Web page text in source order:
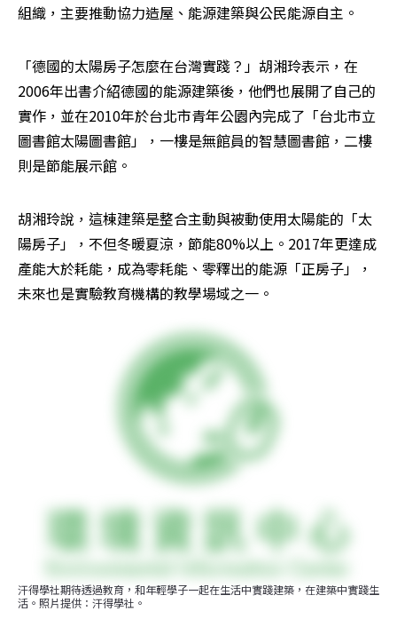
組織，主要推動協力造屋、能源建築與公民能源自主。
「德國的太陽房子怎麼在台灣實踐？」胡湘玲表示，在
2006年出書介紹德國的能源建築後，他們也展開了自己的
實作，並在2010年於台北市青年公園內完成了「台北市立
圖書館太陽圖書館」，一樓是無館員的智慧圖書館，二樓
則是節能展示館。
胡湘玲說，這棟建築是整合主動與被動使用太陽能的「太
陽房子」，不但冬暖夏涼，節能80%以上。2017年更達成
產能大於耗能，成為零耗能、零釋出的能源「正房子」，
未來也是實驗教育機構的教學場域之一。
汗得學社期待透過教育，和年輕學子一起在生活中實踐建築，在建築中實踐生
活。照片提供：汗得學社。